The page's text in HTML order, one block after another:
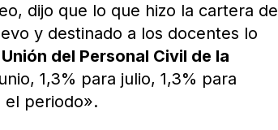
dijo que lo que hizo la cartera de
y destinado a los docentes lo
Unión del Personal Civil de la
1,3% para julio, 1,3% para
el periodo».